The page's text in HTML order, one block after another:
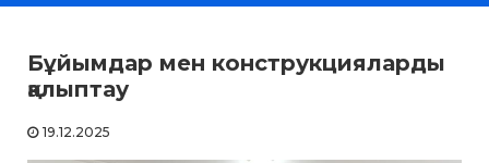
Бұйымдар мен конструкцияларды
қалыптау
19.12.2025